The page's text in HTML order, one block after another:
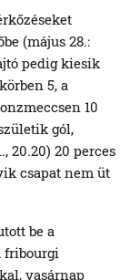
(május 28.:
pedig kiesik
5, a
10
gól,
20.20) 20 perces
csapat nem üt
be a
fribourgi
vasárnap